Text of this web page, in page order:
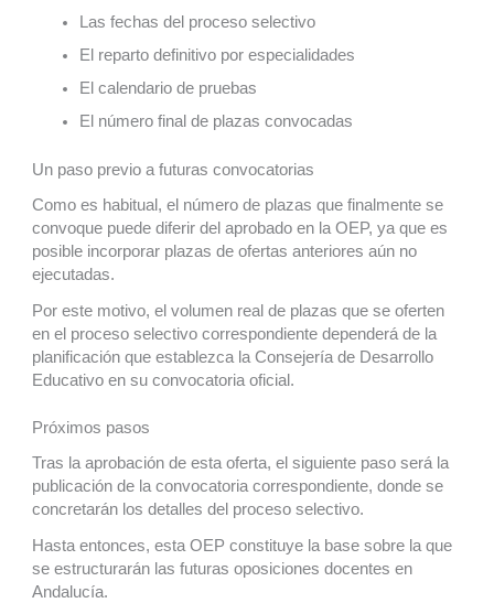
Las fechas del proceso selectivo
El reparto definitivo por especialidades
El calendario de pruebas
El número final de plazas convocadas
Un paso previo a futuras convocatorias
Como es habitual, el número de plazas que finalmente se
convoque puede diferir del aprobado en la OEP, ya que es
posible incorporar plazas de ofertas anteriores aún no
ejecutadas.
Por este motivo, el volumen real de plazas que se oferten
en el proceso selectivo correspondiente dependerá de la
planificación que establezca la Consejería de Desarrollo
Educativo en su convocatoria oficial.
Próximos pasos
Tras la aprobación de esta oferta, el siguiente paso será la
publicación de la convocatoria correspondiente, donde se
concretarán los detalles del proceso selectivo.
Hasta entonces, esta OEP constituye la base sobre la que
se estructurarán las futuras oposiciones docentes en
Andalucía.